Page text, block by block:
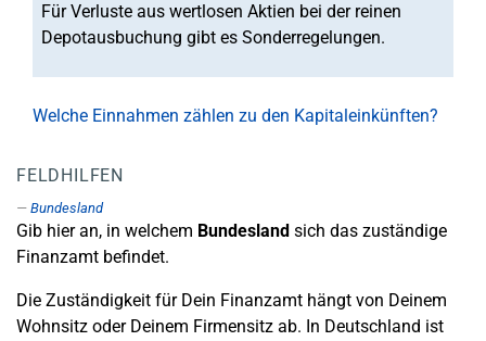
Für Verluste aus wertlosen Aktien bei der reinen
Depotausbuchung gibt es Sonderregelungen.
Welche Einnahmen zählen zu den Kapitaleinkünften?
FELDHILFEN
Bundesland
Gib hier an, in welchem Bundesland sich das zuständige
Finanzamt befindet.
Die Zuständigkeit für Dein Finanzamt hängt von Deinem
Wohnsitz oder Deinem Firmensitz ab. In Deutschland ist